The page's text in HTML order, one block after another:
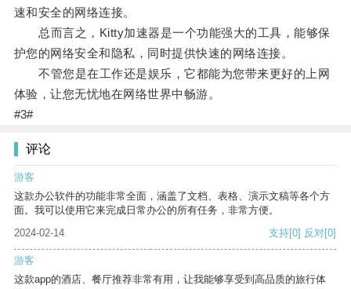
速和安全的网络连接。
总而言之，Kitty加速器是一个功能强大的工具，能够保
护您的网络安全和隐私，同时提供快速的网络连接。
不管您是在工作还是娱乐，它都能为您带来更好的上网
体验，让您无忧地在网络世界中畅游。
#3#
评论
游客
这款办公软件的功能非常全面，涵盖了文档、表格、演示文稿等各个方
面。我可以使用它来完成日常办公的所有任务，非常方便。
2024-02-14
支持[0] 反对[0]
游客
这款app的酒店、餐厅推荐非常有用，让我能够享受到高品质的旅行体